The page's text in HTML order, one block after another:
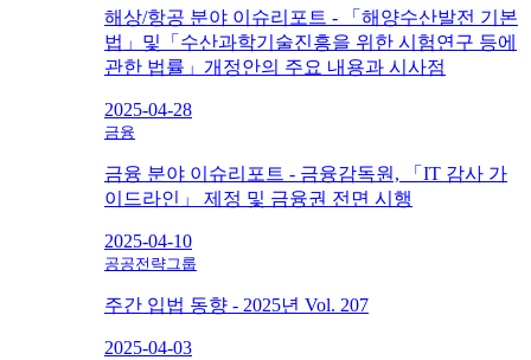
해상/항공 분야 이슈리포트 - 「해양수산발전 기본
법」및「수산과학기술진흥을 위한 시험연구 등에
관한 법률」개정안의 주요 내용과 시사점
2025-04-28
금융
금융 분야 이슈리포트 - 금융감독원, 「IT 감사 가
이드라인」 제정 및 금융권 전면 시행
2025-04-10
공공전략그룹
주간 입법 동향 - 2025년 Vol. 207
2025-04-03